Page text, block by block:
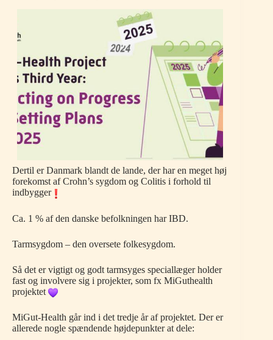
Dertil er Danmark blandt de lande, der har en meget høj
forekomst af Crohn’s sygdom og Colitis i forhold til
indbygger
Ca. 1 % af den danske befolkningen har IBD.
Tarmsygdom – den oversete folkesygdom.
Så det er vigtigt og godt tarmsyges speciallæger holder
fast og involvere sig i projekter, som fx MiGuthealth
projektet
MiGut-Health går ind i det tredje år af projektet. Der er
allerede nogle spændende højdepunkter at dele: